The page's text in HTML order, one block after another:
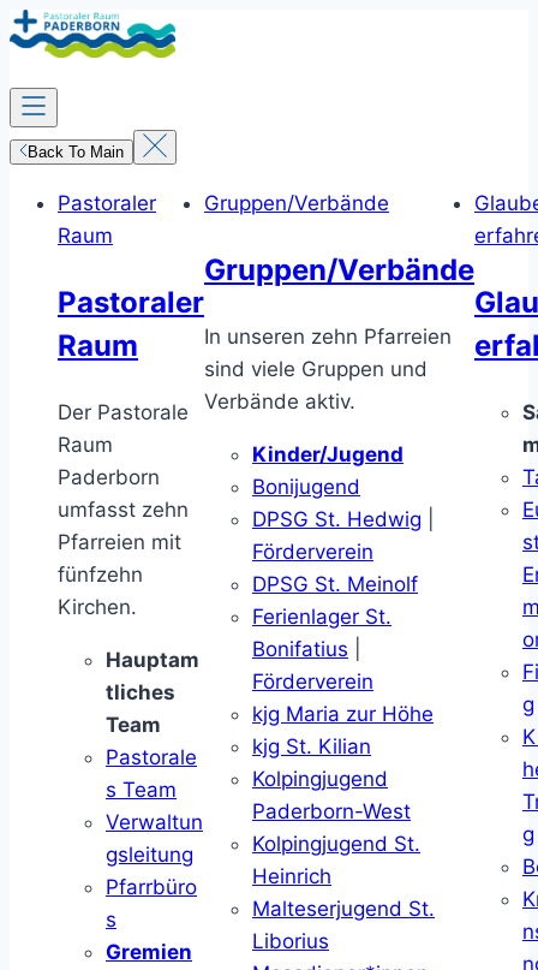
Zum
Inhalt
springen
Back To Main
Pastoraler
Raum
Pastoraler
Raum
Der Pastorale
Raum
Paderborn
umfasst zehn
Pfarreien mit
fünfzehn
Kirchen.
Hauptam
tliches
Team
Pastorale
s Team
Verwaltun
gsleitung
Pfarrbüro
s
Gremien
Gruppen/Verbände
Gruppen/Verbände
In unseren zehn Pfarreien
sind viele Gruppen und
Verbände aktiv.
Kinder/Jugend
Bonijugend
DPSG St. Hedwig
Förderverein
DPSG St. Meinolf
Ferienlager St.
Bonifatius
Förderverein
kjg Maria zur Höhe
kjg St. Kilian
Kolpingjugend
Paderborn-West
Kolpingjugend St.
Heinrich
Malteserjugend St.
Liborius
g
g